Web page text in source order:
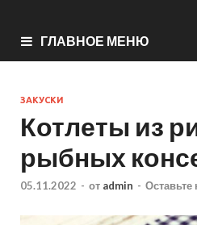
ГЛАВНОЕ МЕНЮ
ЗАКУСКИ
Котлеты из
рыбных
05.11.2022 - от admin -